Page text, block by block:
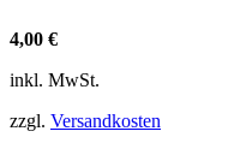
4,00 €
inkl. MwSt.
zzgl. Versandkosten